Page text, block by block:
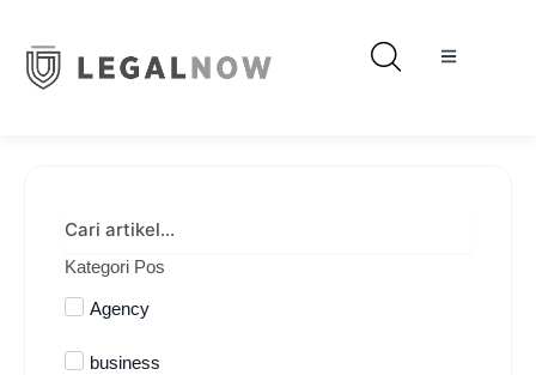
Kategori Pos
Agency
business